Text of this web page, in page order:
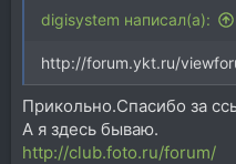
digisystem написал(а):
http://forum.ykt.ru/
Прикольно.Спасибо за
А я здесь бываю.
http://club.foto.ru/forum/